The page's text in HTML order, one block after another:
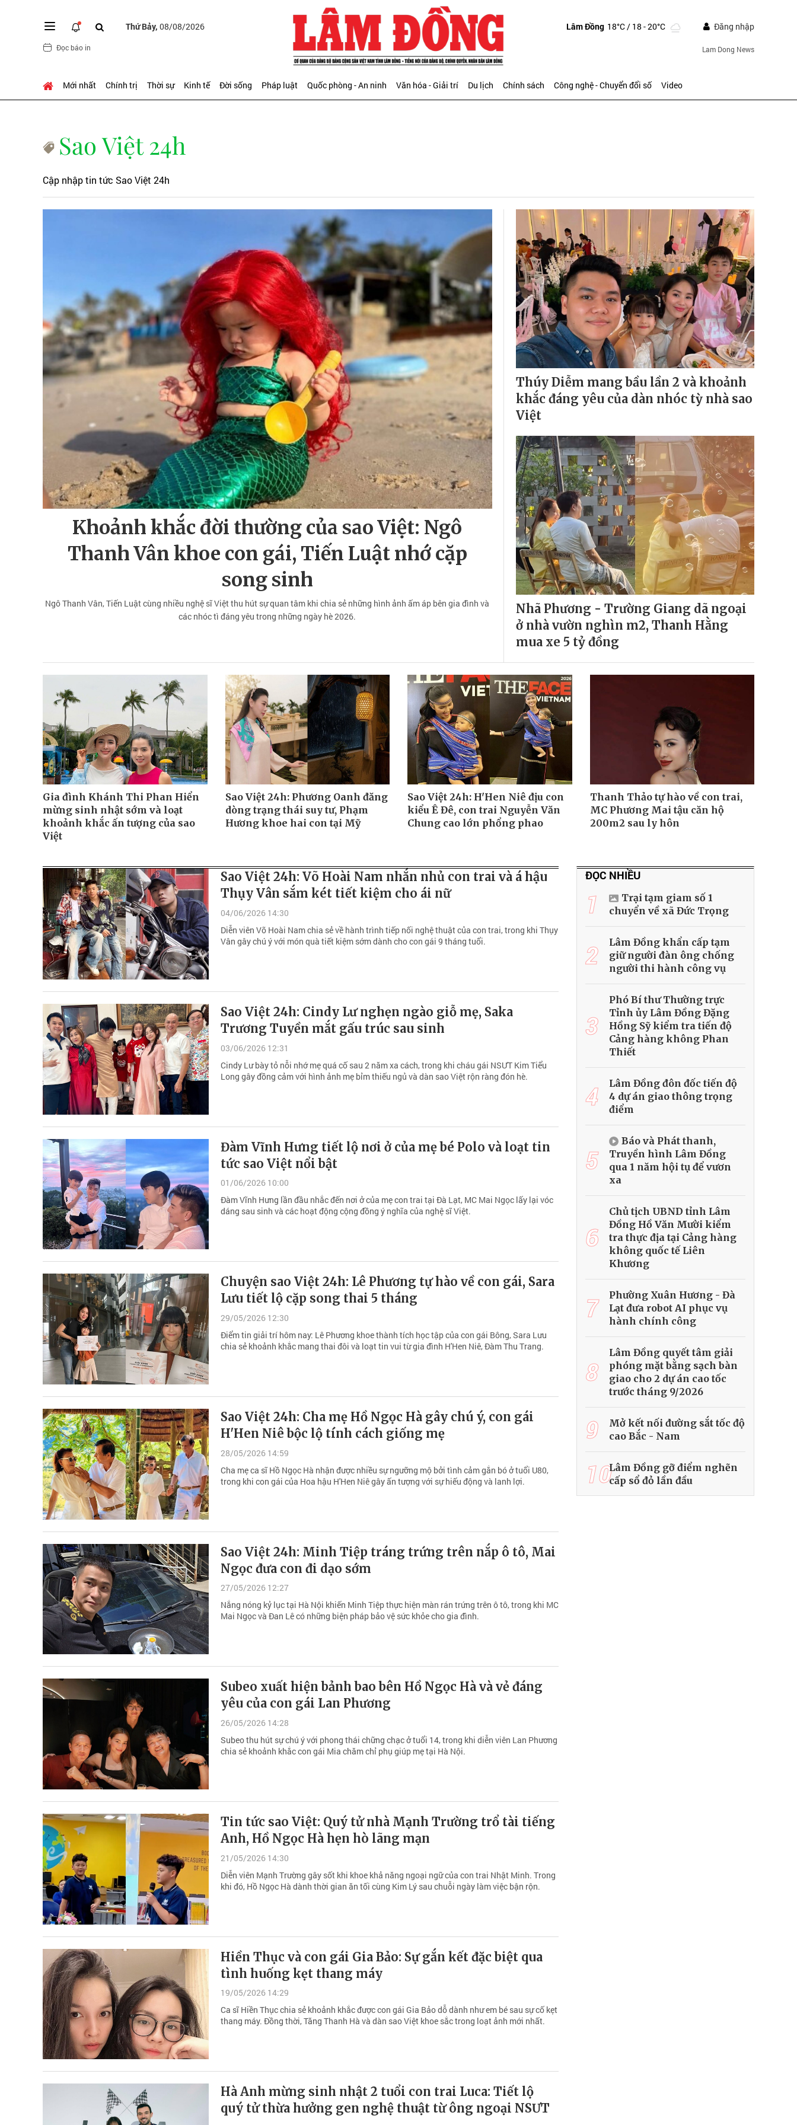
Thứ Bảy, 08/08/2026
Đọc báo in
Lâm Đồng 18°C/ 18 - 20°C Đăng nhập
Lam Dong News
Mới nhất Chính trị Thời sự Kinh tế Đời sống Pháp luật Quốc phòng - An ninh Văn hóa - Giải trí Du lịch Chính sách Công nghệ - Chuyển đổi số Video
Sao Việt 24h
Cập nhập tin tức Sao Việt 24h
Khoảnh khắc đời thường của sao Việt: Ngô
Thanh Vân khoe con gái, Tiến Luật nhớ cặp
song sinh
Ngô Thanh Vân, Tiến Luật cùng nhiều nghệ sĩ Việt thu hút sự quan tâm khi chia sẻ những hình ảnh ấm áp bên gia đình và
các nhóc tì đáng yêu trong những ngày hè 2026.
Thúy Diễm mang bầu lần 2 và khoảnh
khắc đáng yêu của dàn nhóc tỳ nhà sao
Việt
Nhã Phương - Trường Giang dã ngoại
ở nhà vườn nghìn m2, Thanh Hằng
mua xe 5 tỷ đồng
Gia đình Khánh Thi Phan Hiển
mừng sinh nhật sớm và loạt
khoảnh khắc ấn tượng của sao
Việt
Sao Việt 24h: Phương Oanh đăng
dòng trạng thái suy tư, Phạm
Hương khoe hai con tại Mỹ
Sao Việt 24h: H'Hen Niê địu con
kiểu Ê Đê, con trai Nguyễn Văn
Chung cao lớn phổng phao
Thanh Thảo tự hào về con trai,
MC Phương Mai tậu căn hộ
200m2 sau ly hôn
Sao Việt 24h: Võ Hoài Nam nhắn nhủ con trai và á hậu
Thụy Vân sắm két tiết kiệm cho ái nữ
04/06/2026 14:30
Diễn viên Võ Hoài Nam chia sẻ về hành trình tiếp nối nghệ thuật của con trai, trong khi Thụy
Vân gây chú ý với món quà tiết kiệm sớm dành cho con gái 9 tháng tuổi.
Sao Việt 24h: Cindy Lư nghẹn ngào giỗ mẹ, Saka
Trương Tuyền mắt gấu trúc sau sinh
03/06/2026 12:31
Cindy Lư bày tỏ nỗi nhớ mẹ quá cố sau 2 năm xa cách, trong khi cháu gái NSƯT Kim Tiểu
Long gây đồng cảm với hình ảnh mẹ bỉm thiếu ngủ và dàn sao Việt rộn ràng đón hè.
Đàm Vĩnh Hưng tiết lộ nơi ở của mẹ bé Polo và loạt tin
tức sao Việt nổi bật
01/06/2026 10:00
Đàm Vĩnh Hưng lần đầu nhắc đến nơi ở của mẹ con trai tại Đà Lạt, MC Mai Ngọc lấy lại vóc
dáng sau sinh và các hoạt động cộng đồng ý nghĩa của nghệ sĩ Việt.
Chuyện sao Việt 24h: Lê Phương tự hào về con gái, Sara
Lưu tiết lộ cặp song thai 5 tháng
29/05/2026 12:30
Điểm tin giải trí hôm nay: Lê Phương khoe thành tích học tập của con gái Bông, Sara Lưu
chia sẻ khoảnh khắc mang thai đôi và loạt tin vui từ gia đình H'Hen Niê, Đàm Thu Trang.
Sao Việt 24h: Cha mẹ Hồ Ngọc Hà gây chú ý, con gái
H'Hen Niê bộc lộ tính cách giống mẹ
28/05/2026 14:59
Cha mẹ ca sĩ Hồ Ngọc Hà nhận được nhiều sự ngưỡng mộ bởi tình cảm gắn bó ở tuổi U80,
trong khi con gái của Hoa hậu H'Hen Niê gây ấn tượng với sự hiếu động và lanh lợi.
Sao Việt 24h: Minh Tiệp tráng trứng trên nắp ô tô, Mai
Ngọc đưa con đi dạo sớm
27/05/2026 12:27
Nắng nóng kỷ lục tại Hà Nội khiến Minh Tiệp thực hiện màn rán trứng trên ô tô, trong khi MC
Mai Ngọc và Đan Lê có những biện pháp bảo vệ sức khỏe cho gia đình.
Subeo xuất hiện bảnh bao bên Hồ Ngọc Hà và vẻ đáng
yêu của con gái Lan Phương
26/05/2026 14:28
Subeo thu hút sự chú ý với phong thái chững chạc ở tuổi 14, trong khi diễn viên Lan Phương
chia sẻ khoảnh khắc con gái Mia chăm chỉ phụ giúp mẹ tại Hà Nội.
Tin tức sao Việt: Quý tử nhà Mạnh Trường trổ tài tiếng
Anh, Hồ Ngọc Hà hẹn hò lãng mạn
21/05/2026 14:30
Diễn viên Mạnh Trường gây sốt khi khoe khả năng ngoại ngữ của con trai Nhật Minh. Trong
khi đó, Hồ Ngọc Hà dành thời gian ăn tối cùng Kim Lý sau chuỗi ngày làm việc bận rộn.
Hiền Thục và con gái Gia Bảo: Sự gắn kết đặc biệt qua
tình huống kẹt thang máy
19/05/2026 14:29
Ca sĩ Hiền Thục chia sẻ khoảnh khắc được con gái Gia Bảo dỗ dành như em bé sau sự cố kẹt
thang máy. Đồng thời, Tăng Thanh Hà và dàn sao Việt khoe sắc trong loạt ảnh mới nhất.
Hà Anh mừng sinh nhật 2 tuổi con trai Luca: Tiết lộ
quý tử thừa hưởng gen nghệ thuật từ ông ngoại NSƯT
ĐỌC NHIỀU
1
Trại tạm giam số 1
chuyển về xã Đức Trọng
2
Lâm Đồng khẩn cấp tạm
giữ người đàn ông chống
người thi hành công vụ
3
Phó Bí thư Thường trực
Tỉnh ủy Lâm Đồng Đặng
Hồng Sỹ kiểm tra tiến độ
Cảng hàng không Phan
Thiết
4
Lâm Đồng đôn đốc tiến độ
4 dự án giao thông trọng
điểm
5
Báo và Phát thanh,
Truyền hình Lâm Đồng
qua 1 năm hội tụ để vươn
xa
6
Chủ tịch UBND tỉnh Lâm
Đồng Hồ Văn Mười kiểm
tra thực địa tại Cảng hàng
không quốc tế Liên
Khương
7
Phường Xuân Hương - Đà
Lạt đưa robot AI phục vụ
hành chính công
8
Lâm Đồng quyết tâm giải
phóng mặt bằng sạch bàn
giao cho 2 dự án cao tốc
trước tháng 9/2026
9
Mở kết nối đường sắt tốc độ
cao Bắc - Nam
10Lâm Đồng gỡ điểm nghẽn
cấp sổ đỏ lần đầu